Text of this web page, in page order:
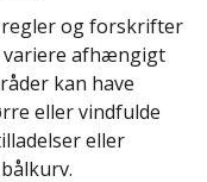
og forskrifter
variere afhængigt
kan have
eller vindfulde
eller